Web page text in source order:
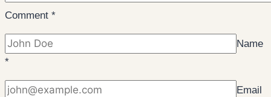
Comment *
Name
*
Email